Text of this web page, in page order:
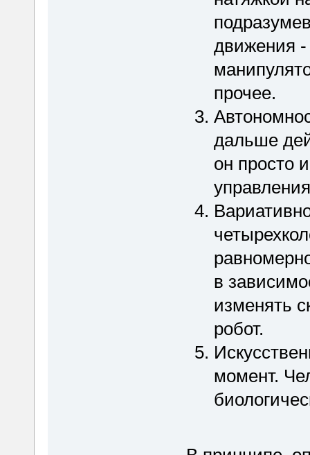
движения -
прочее.
дальше
он просто
в
изменять
робот.
момент.